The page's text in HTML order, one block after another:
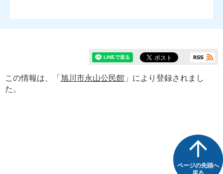
この情報は、「 旭川市永山公民館 」により登録されまし
た。
ページの先頭へ